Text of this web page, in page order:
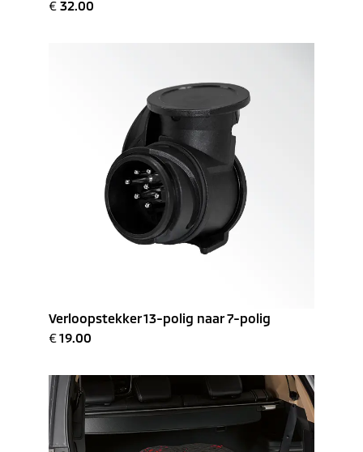
€ 32.00
Verloopstekker 13-polig naar 7-polig
€19.00